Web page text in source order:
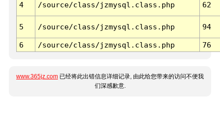
4 /source/class/jzmysql.class.php 62
5 /source/class/jzmysql.class.php 94
6 /source/class/jzmysql.class.php 76
www.365jz.com 已经将此出错信息详细记录, 由此给您带来的访问不便我
们深感歉意.